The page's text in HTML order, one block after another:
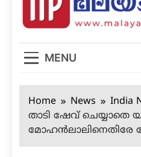
MENU
Home News
India
താടി ഷേവ് ചെയ്യാതെ
മോഹന്‍ലാലിനെതിരേ